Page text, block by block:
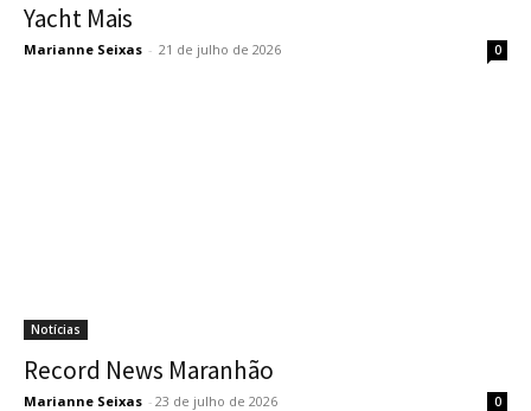
Yacht Mais
Marianne Seixas - 21 de julho de 2026 0
Notícias
Record News Maranhão
Marianne Seixas - 23 de julho de 2026 0